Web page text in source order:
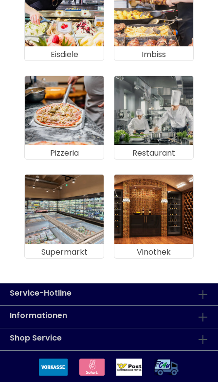
Eisdiele Imbiss
Pizzeria Restaurant
Supermarkt Vinothek
Service-Hotline
Informationen
Shop Service